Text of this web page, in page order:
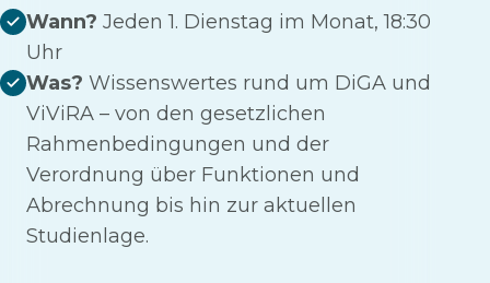
Wann? Jeden 1. Dienstag im Monat, 18:30
Uhr
Was? Wissenswertes rund um DiGA und
ViViRA – von den gesetzlichen
Rahmenbedingungen und der
Verordnung über Funktionen und
Abrechnung bis hin zur aktuellen
Studienlage.